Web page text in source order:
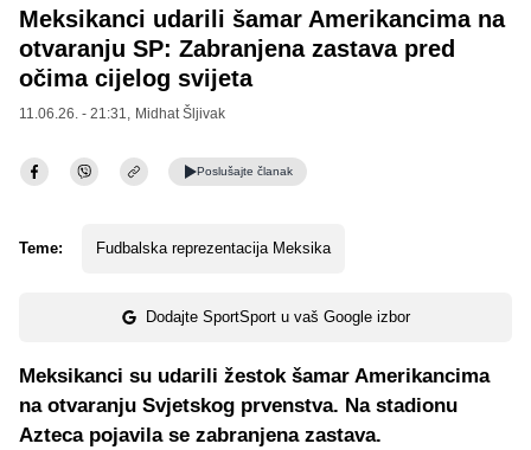
Meksikanci udarili šamar Amerikancima na
otvaranju SP: Zabranjena zastava pred
očima cijelog svijeta
11.06.26. - 21:31, Midhat Šljivak
Poslušajte članak
Teme: Fudbalska reprezentacija Meksika
Dodajte SportSport u vaš Google izbor
Meksikanci su udarili žestok šamar Amerikancima
na otvaranju Svjetskog prvenstva. Na stadionu
Azteca pojavila se zabranjena zastava.